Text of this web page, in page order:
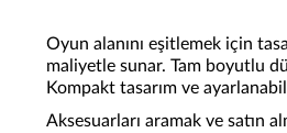
Oyun alanını eşitlemek için
maliyetle sunar. Tam boyutlu
Kompakt tasarım ve
Aksesuarları aramak ve satın